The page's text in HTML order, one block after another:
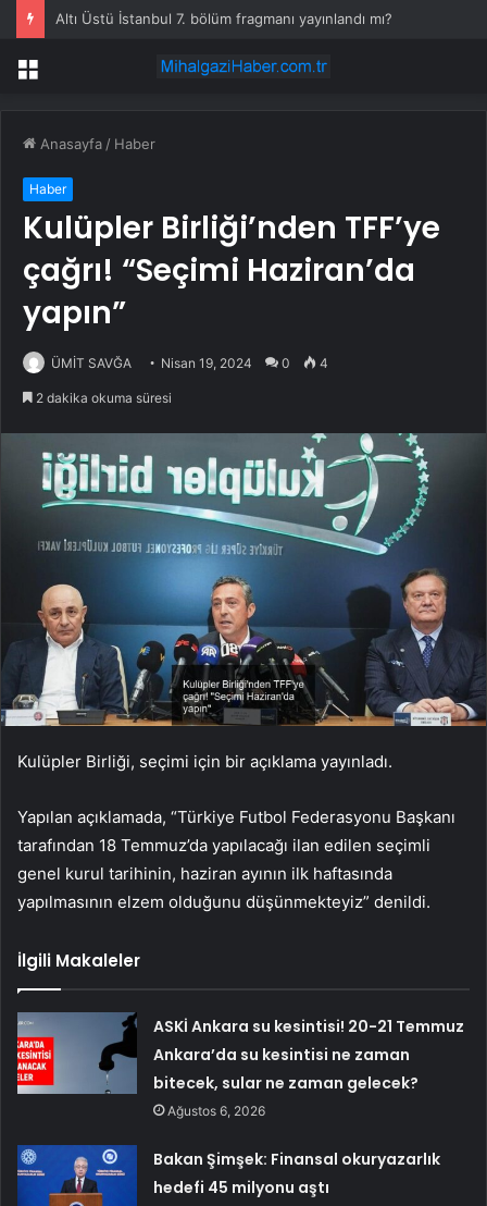
Altı Üstü İstanbul 7. bölüm fragmanı yayınlandı mı?
Menü
Anasayfa / Haber
Haber
Kulüpler Birliği’nden TFF’ye
çağrı! “Seçimi Haziran’da
yapın”
ÜMİT SAVĞA Nisan 19, 2024 0 4
2 dakika okuma süresi
Kulüpler Birliği, seçimi için bir açıklama yayınladı.
Yapılan açıklamada, “Türkiye Futbol Federasyonu Başkanı
tarafından 18 Temmuz’da yapılacağı ilan edilen seçimli
genel kurul tarihinin, haziran ayının ilk haftasında
yapılmasının elzem olduğunu düşünmekteyiz” denildi.
İlgili Makaleler
ASKİ Ankara su kesintisi! 20-21 Temmuz
Ankara’da su kesintisi ne zaman
bitecek, sular ne zaman gelecek?
Ağustos 6, 2026
Bakan Şimşek: Finansal okuryazarlık
hedefi 45 milyonu aştı